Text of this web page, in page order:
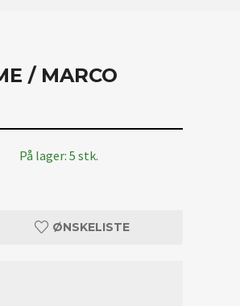
/ MARCO
På lager: 5 stk.
ØNSKELISTE